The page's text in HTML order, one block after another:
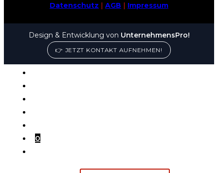
Datenschutz | AGB | Impressum
Design & Entwicklung von UnternehmensPro!
👉 JETZT KONTAKT AUFNEHMEN!
Home
0